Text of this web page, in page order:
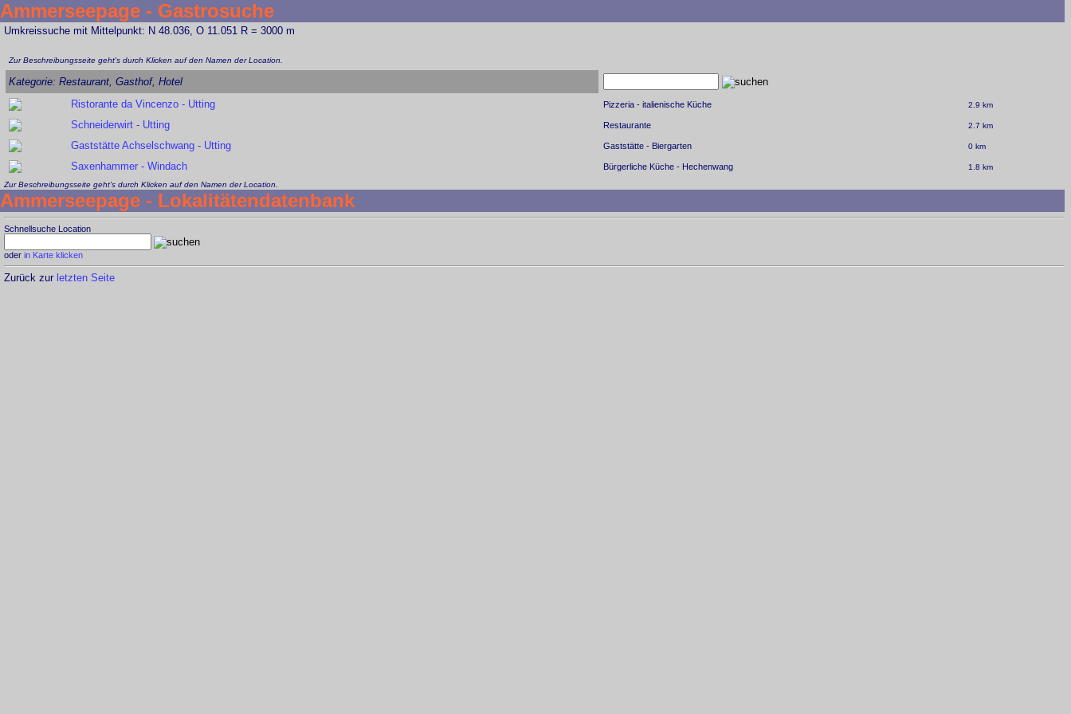
Ammerseepage - Gastrosuche
Umkreissuche mit Mittelpunkt: N 48.036, O 11.051 R = 3000 m
Zur Beschreibungsseite geht's durch Klicken auf den Namen der Location.
Kategorie: Restaurant, Gasthof, Hotel
Ristorante da Vincenzo - Utting
Pizzeria - italienische Küche 2.9 km
Schneiderwirt - Utting Restaurante 2.7 km
Gaststätte Achselschwang - Utting Gaststätte - Biergarten 0 km
Saxenhammer - Windach Bürgerliche Küche - Hechenwang
1.8 km
Zur Beschreibungsseite geht's durch Klicken auf den Namen der Location.
Ammerseepage - Lokalitätendatenbank
Schnellsuche Location
oder in Karte klicken
Zurück zur letzten Seite